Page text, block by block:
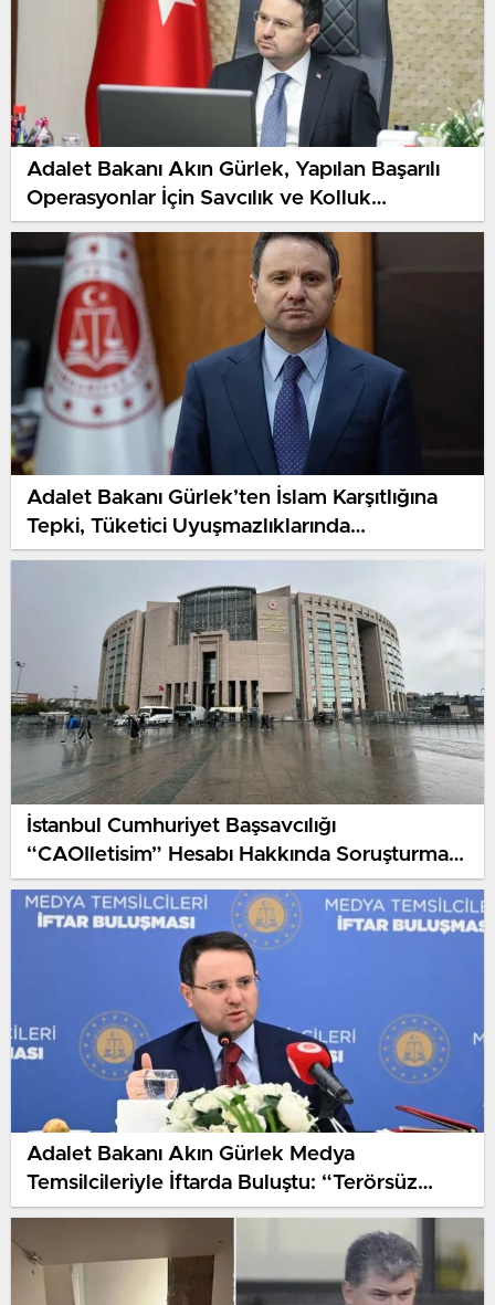
Adalet Bakanı Akın Gürlek, Yapılan Başarılı
Operasyonlar İçin Savcılık ve Kolluk
Birimlerine Teşekkür Etti
Adalet Bakanı Gürlek’ten İslam Karşıtlığına
Tepki, Tüketici Uyuşmazlıklarında
Arabuluculuk Başarısı ve Başakşehir’de Birlik
İstanbul Cumhuriyet Başsavcılığı
“CAOIletisim” Hesabı Hakkında Soruşturma
Başlattı
Adalet Bakanı Akın Gürlek Medya
Temsilcileriyle İftarda Buluştu: “Terörsüz
Türkiye’nin Şartı, Terör Örgütünün Silah